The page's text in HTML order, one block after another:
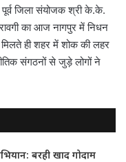
पूर्व जिला संयोजक श्री के.के.
का आज नागपुर में निधन
ही शहर में शोक की लहर
संगठनों से जुड़े लोगों ने
बरही खाद गोदाम